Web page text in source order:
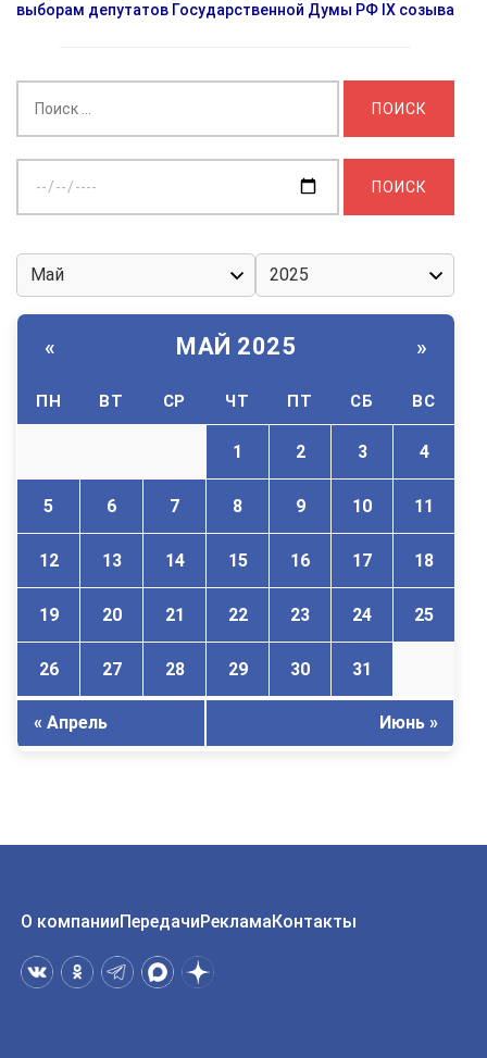
выборам депутатов Государственной Думы РФ IX созыва
дату:
« МАЙ 2025 »
ПН ВТ СР ЧТ ПТ СБ ВС
1 2 3 4
5 6 7 8 9 10 11
12 13 14 15 16 17 18
19 20 21 22 23 24 25
26 27 28 29 30 31
« Апрель Июнь »
О компанииПередачиРекламаКонтакты